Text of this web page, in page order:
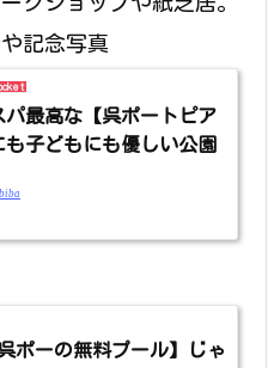
記念写真
最高な【呉ポートピア
子どもにも優しい公園
ポーの無料プール】じゃ